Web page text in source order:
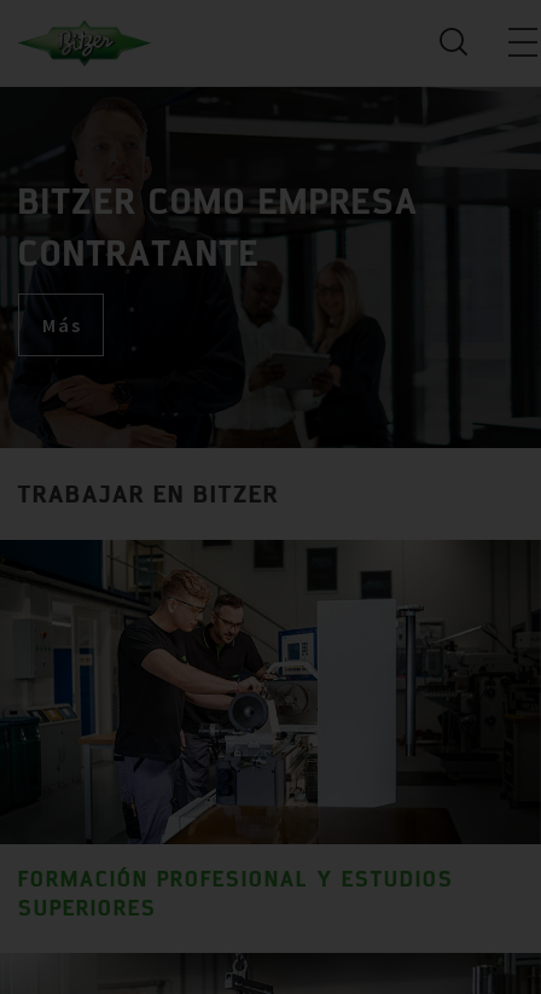
BITZER COMO EMPRESA
CONTRATANTE
Más
TRABAJAR EN BITZER
FORMACIÓN PROFESIONAL Y ESTUDIOS
SUPERIORES